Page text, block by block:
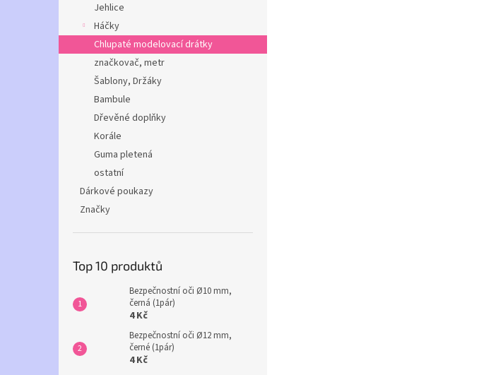
Jehlice
Háčky
Chlupaté modelovací drátky
značkovač, metr
Šablony, Držáky
Bambule
Dřevěné doplňky
Korále
Guma pletená
ostatní
Dárkové poukazy
Značky
Top 10 produktů
Bezpečnostní oči Ø10 mm,
černá (1pár)
4 Kč
Bezpečnostní oči Ø12 mm,
černé (1pár)
4 Kč